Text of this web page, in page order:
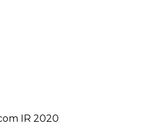
IR 2020